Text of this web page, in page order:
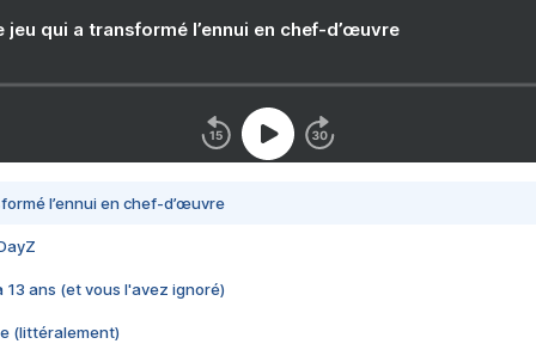
jeu qui a transformé l’ennui en chef-d’œuvre
l’ennui en chef-d’œuvre
13 ans (et vous l'avez ignoré)
(littéralement)